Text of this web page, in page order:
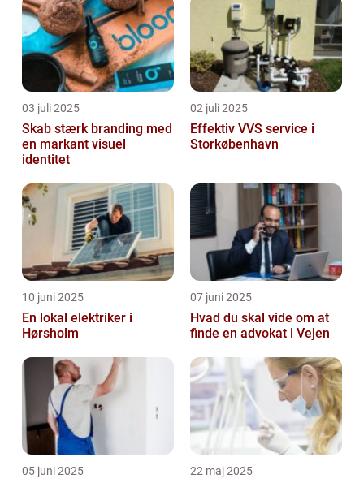
03 juli 2025
Skab stærk branding med
en markant visuel
identitet
02 juli 2025
Effektiv VVS service i
Storkøbenhavn
10 juni 2025
En lokal elektriker i
Hørsholm
07 juni 2025
Hvad du skal vide om at
finde en advokat i Vejen
05 juni 2025 22 maj 2025